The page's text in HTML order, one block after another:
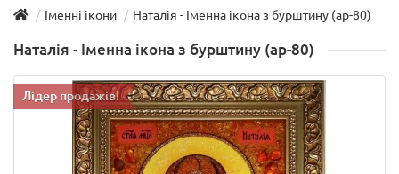
Іменні ікони Наталія - Іменна ікона з бурштину (ар-80)
Наталія - Іменна ікона з бурштину (ар-80)
Лідер продажів!